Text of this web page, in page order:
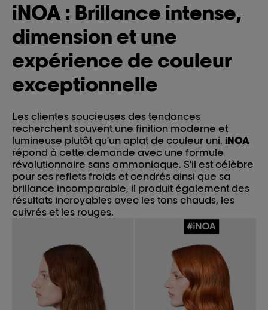
iNOA : Brillance intense,
dimension et une
expérience de couleur
exceptionnelle
Les clientes soucieuses des tendances
recherchent souvent une finition moderne et
lumineuse plutôt qu'un aplat de couleur uni. iNOA
répond à cette demande avec une formule
révolutionnaire sans ammoniaque. S'il est célèbre
pour ses reflets froids et cendrés ainsi que sa
brillance incomparable, il produit également des
résultats incroyables avec les tons chauds, les
cuivrés et les rouges.